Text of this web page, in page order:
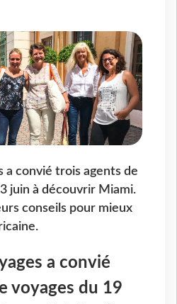
a convié trois agents de
juin à découvrir Miami.
conseils pour mieux
a convié
voyages du 19